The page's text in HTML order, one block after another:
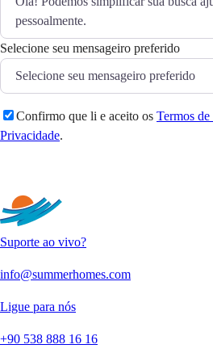
Selecione seu mensageiro preferido
Confirmo que li e aceito os Termos
Privacidade.
Suporte ao vivo?
info@summerhomes.com
Ligue para nós
+90 538 888 16 16